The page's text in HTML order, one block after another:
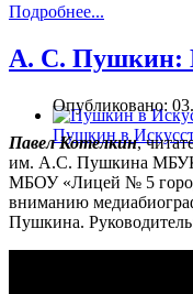
Пушкин в
Подробнее...
А. С. Пушкин:
Опубликовано:
Павел Котелкин,
им. А.С. Пушкина МБУК
МБОУ «Лицей № 5
вниманию
Пушкина.